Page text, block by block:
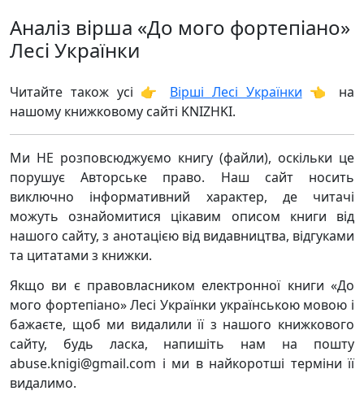
Аналіз вірша «До мого фортепіано»
Лесі Українки
Читайте також усі 👉 Вірші Лесі Українки 👈 на
нашому книжковому сайті KNIZHKI.
Ми НЕ розповсюджуємо книгу (файли), оскільки це
порушує Авторське право. Наш сайт носить
виключно інформативний характер, де читачі
можуть ознайомитися цікавим описом книги від
нашого сайту, з анотацією від видавництва, відгуками
та цитатами з книжки.
Якщо ви є правовласником електронної книги «До
мого фортепіано» Лесі Українки українською мовою і
бажаєте, щоб ми видалили її з нашого книжкового
сайту, будь ласка, напишіть нам на пошту
abuse.knigi@gmail.com і ми в найкоротші терміни її
видалимо.